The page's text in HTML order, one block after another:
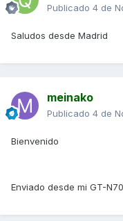
Publicado 4 de
Saludos desde Madrid
meinako
Publicado 4 de
Bienvenido
Enviado desde mi GT-